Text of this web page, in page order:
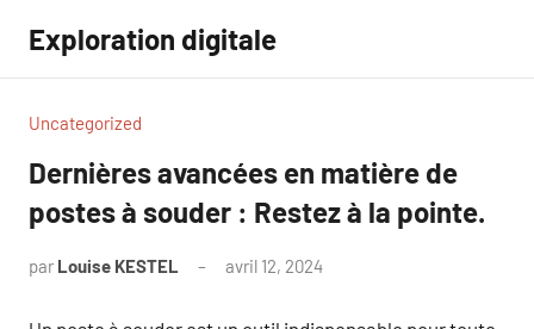
contenu
Exploration digitale
Uncategorized
Dernières avancées en matière de
postes à souder : Restez à la pointe.
par Louise KESTEL avril 12, 2024